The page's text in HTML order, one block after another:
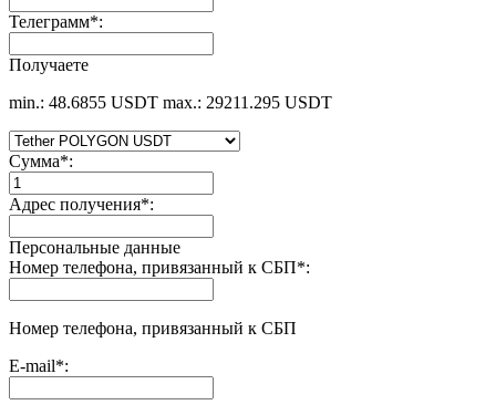
Телеграмм*:
Получаете
min.: 48.6855 USDT max.: 29211.295 USDT
Сумма*:
Адрес получения*:
Персональные данные
Номер телефона, привязанный к СБП*:
Номер телефона, привязанный к СБП
E-mail*: